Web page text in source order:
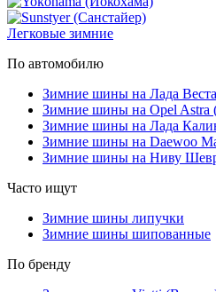
Легковые зимние
По автомобилю
Зимние шины на Лада Веста
Зимние шины на Opel Astra
Зимние шины на Лада
Зимние шины на Daewoo
Зимние шины на Ниву
Часто ищут
Зимние шины липучки
Зимние шины шипованные
По бренду